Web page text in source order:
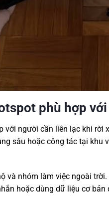
phù hợp với
với người cần liên lạc khi
sâu hoặc công tác tại
và nhóm làm việc ngoài
hoặc dùng dữ liệu cơ